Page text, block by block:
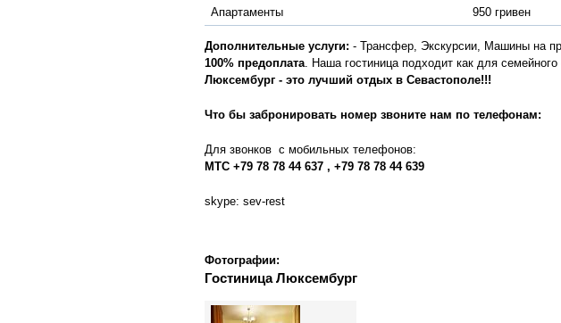
Апартаменты
950 гривен
Дополнительные услуги: - Трансфер, Экскурсии, Машины на
100% предоплата. Наша гостиница подходит как для
Люксембург - это лучший отдых в Севастополе!!!
Что бы забронировать номер звоните нам по телефонам:
Для звонков с мобильных телефонов:
МТС +79 78 78 44 637 , +79 78 78 44 639
skype: sev-rest
Фотографии:
Гостиница Люксембург